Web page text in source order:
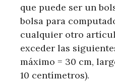
que puede ser un
bolsa para
cualquier otro
exceder las
máximo = 30 cm,
10 centímetros).